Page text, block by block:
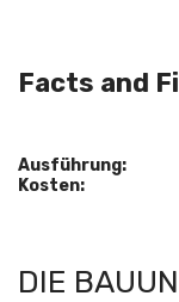
Facts and
Ausführung:
Kosten:
DIE